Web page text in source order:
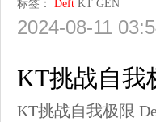
标签： Deft KT GEN
2024-08-11
KT挑战自我
KT挑战自我极限